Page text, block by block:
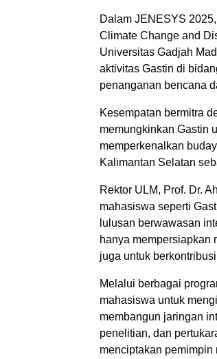
Dalam JENESYS
Climate Change and
Universitas Gadjah
aktivitas Gastin di
penanganan bencana
Kesempatan bermitra
memungkinkan Gastin
memperkenalkan
Kalimantan Selatan
Rektor ULM, Prof. Dr.
mahasiswa seperti
lulusan berwawasan
hanya mempersiapkan
juga untuk
Melalui berbagai
mahasiswa untuk
membangun jaringan
penelitian, dan
menciptakan pemimpin